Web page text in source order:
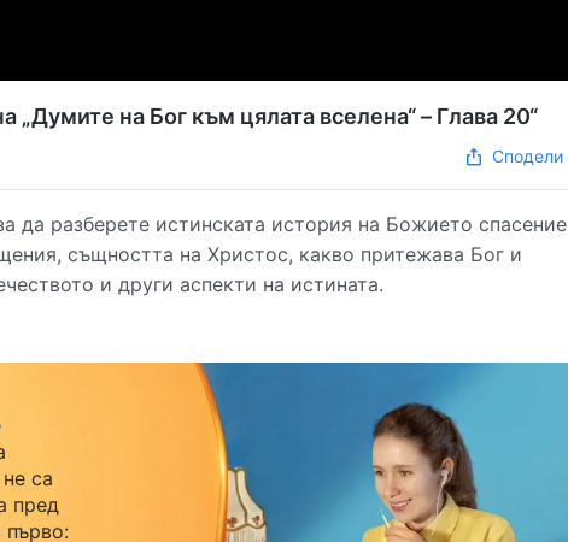
„Думите на Бог към цялата вселена“ – Глава 20“
Сподели
да разберете истинската история на Божието спасение
същността на Христос, какво притежава Бог и
и други аспекти на истината.
са
пред
първо: